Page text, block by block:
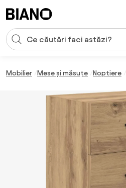
Introducerea căutării
Mobilier Mese și măsuțe Noptiere